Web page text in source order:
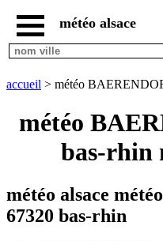
accueil
radar
BAERENDORF
météo
alsace
carte
météo
météo alsace
accueil > météo
météo
bas-rhin
météo alsace
67320 bas-rhin